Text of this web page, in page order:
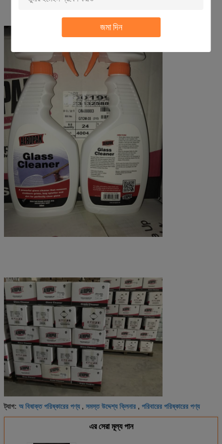
জমা দিন
ট্যাগ: অ বিষাক্ত পরিষ্কারের পণ্য, সমস্ত উদ্দেশ্য ক্লিনার , পরিবারের পরিষ্কারের পণ্য
এর সেরা মূল্য পান